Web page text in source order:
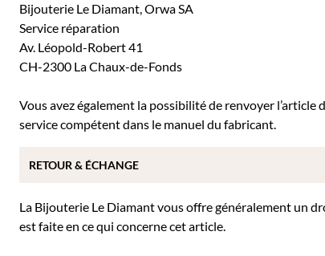
Bijouterie Le Diamant, Orwa SA
Service réparation
Av. Léopold-Robert 41
CH-2300 La Chaux-de-Fonds
Vous avez également la possibilité de renvoyer
service compétent dans le manuel du fabricant.
La Bijouterie Le Diamant vous offre généralement un
est faite en ce qui concerne cet article.
RETOUR & ÉCHANGE